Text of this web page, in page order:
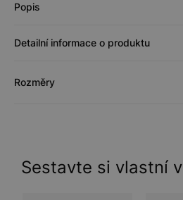
Popis
Detailní informace o produktu
Rozměry
Sestavte si vlastní